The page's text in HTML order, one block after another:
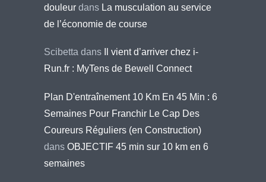
douleur dans La musculation au service
de l’économie de course
Scibetta dans
Il vient d’arriver chez i-
Run.fr : MyTens de Bewell Connect
Plan D'entraînement 10 Km En 45 Min : 6
Semaines Pour Franchir Le Cap Des
Coureurs Réguliers (en Construction)
dans OBJECTIF 45 min sur 10 km en 6
semaines